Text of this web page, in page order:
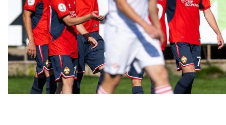
ЮФЛ: Московское дерби на «Октябре»
3 АВГУСТА 2026 14:15